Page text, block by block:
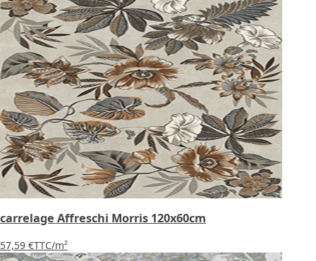
carrelage Affreschi Morris 120x60cm
57,59 €TTC/m²